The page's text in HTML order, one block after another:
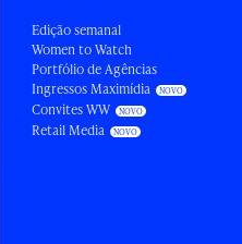
Edição semanal
Women to Watch
Portfólio de Agências
Ingressos Maximídia
Convites WW
Retail Media